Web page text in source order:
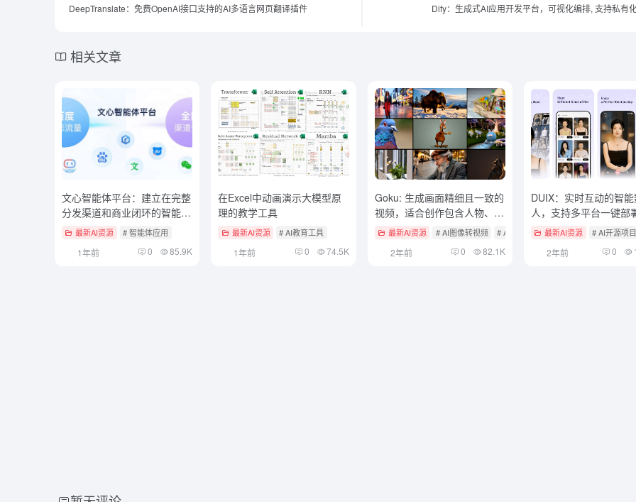
DeepTranslate：免费OpenAI接口支持的AI多语言网页翻译插件 Dify：生成式AI应用开发平台，可视化编排, 支持私有
相关文章
文心智能体平台：建立在完整
分发渠道和商业闭环的智能体
应用最新AI资源 # 智能体应用
1年前 0 85.9K
在Excel中动画演示大模型原
理的教学工具
最新AI资源 # AI教育工具
1年前 0 74.5K
Goku: 生成画面精细且一致的
视频，适合创作包含人物、物
体细节的广告视频
最新AI资源 # AI图像转视频 # AI开源项目 # AI文本转视频
2年前 0 82.1K
DUIX：实时互动的智
人，支持多平台一键部
最新AI资源 # AI开源项目
2年前 0